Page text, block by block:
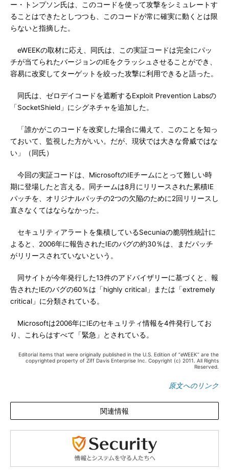
ー・トンプソン氏は、このコードを使って攻撃をシミュレートす
ることはできたとしつつも、このコードが常に確実に動くとは限
らないと指摘した。
eWEEKの取材に応え、同氏は、この実証コードは完全にパッ
チが当てられたバージョンのIEをクラッシュさせることができ、
容易に改変してターゲットを絞った攻撃に利用できると語った。
同氏は、ゼロデイコードを遮断するExploit Prevention Labsの
「SocketShield」にシグネチャを追加した。
「誰かがこのコードを改変した場合に備えて、このことを知っ
ておいて、監視した方がいい。だが、現状では大きな脅威ではな
い」（同氏）
今回の実証コードは、MicrosoftのIEチームにとって難しい時
期に登場したと言える。同チームは8月にリリースされた累積IE
パッチを、オリジナルパッチの2つの欠陥のために2回リリースし
直さなくてはならなかった。
セキュリティアラートを集積しているSecuniaの脆弱性統計に
よると、2006年に報告されたIEのバグの約30％は、まだパッチ
がリリースされていないという。
同サイトが今年発行した13件のアドバイザリーに基づくと、報
告されたIEのバグの60％は「highly critical」または「extremely
critical」に分類されている。
Microsoftは2006年にIEのセキュリティ情報を4件発行してお
り、これらはすべて「緊急」とされている。
Editorial items that were originally published in the U.S. Edition of “eWEEK” are the
copyrighted property of Ziff Davis Enterprise Inc. Copyright (c) 2011. All Rights
Reserved.
原文へのリンク
関連情報